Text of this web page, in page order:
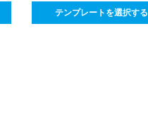
テンプレートを選択する